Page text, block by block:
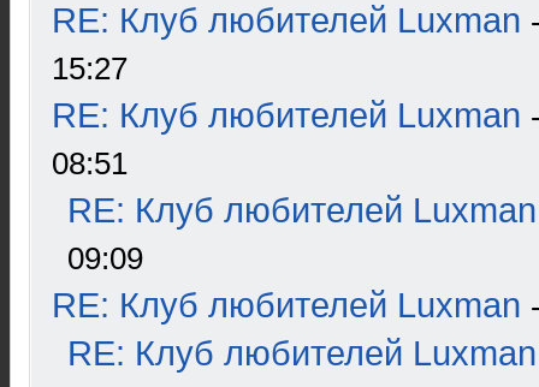
RE: Клуб любителей Luxman
15:27
RE: Клуб любителей Luxman
08:51
RE: Клуб любителей Luxman
09:09
RE: Клуб любителей Luxman
RE: Клуб любителей Luxman